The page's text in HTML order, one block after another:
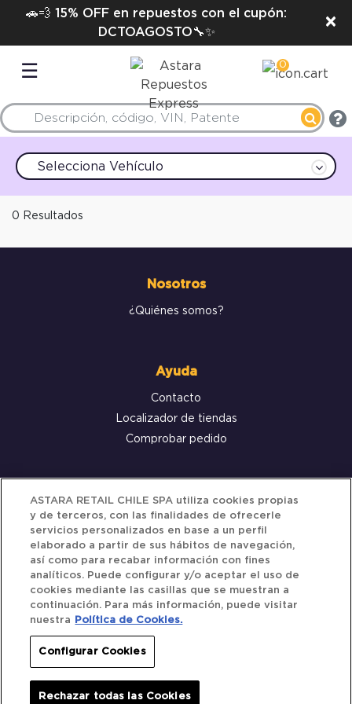
🚗💨 15% OFF en repuestos con el cupón:
DCTOAGOSTO🔧✨
×
☰ 0
Selecciona Vehículo
0 Resultados
Nosotros
¿Quiénes somos?
Ayuda
Contacto
Localizador de tiendas
Comprobar pedido
Servicio al cliente
Términos y Condiciones
Política de privacidad
Siguenos
Redes Sociales
ASTARA RETAIL CHILE SPA utiliza cookies propias
y de terceros, con las finalidades de ofrecerle
servicios personalizados en base a un perfil
elaborado a partir de sus hábitos de navegación,
así como para recabar información con fines
analíticos. Puede configurar y/o aceptar el uso de
cookies mediante las casillas que se muestran a
continuación. Para más información, puede visitar
nuestra
Política de Cookies.
Configurar Cookies
Rechazar todas las Cookies